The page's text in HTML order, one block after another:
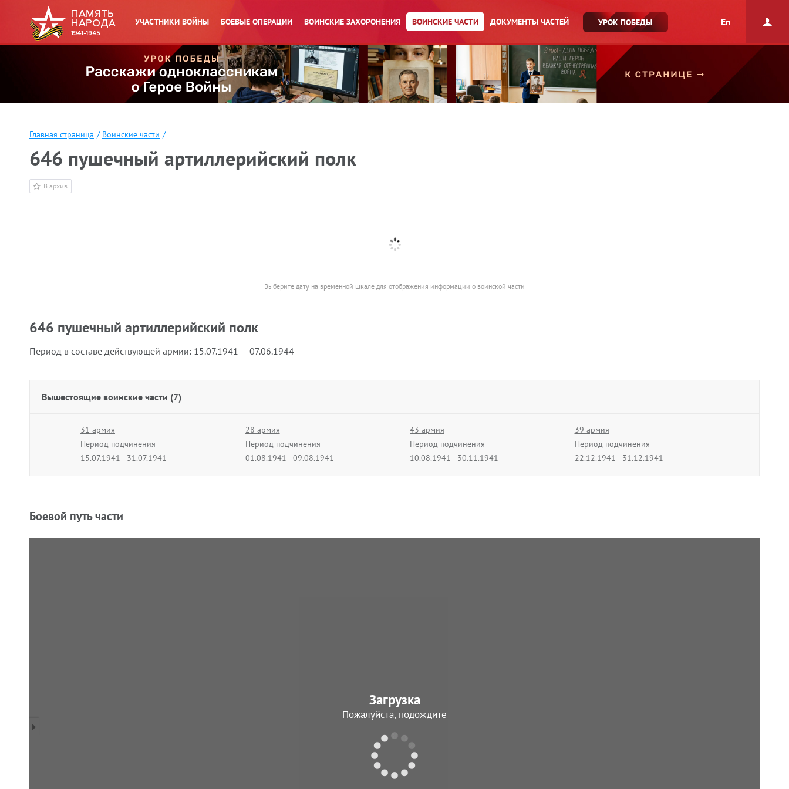
УЧАСТНИКИ ВОЙНЫ БОЕВЫЕ ОПЕРАЦИИ ВОИНСКИЕ ЗАХОРОНЕНИЯ ВОИНСКИЕ ЧАСТИ ДОКУМЕНТЫ ЧАСТЕЙ УРОК ПОБЕДЫ En
Главная страница / Воинские части /
646 пушечный артиллерийский полк
В архив
Выберите дату на временной шкале для отображения информации о воинской части
646 пушечный артиллерийский полк
Период в составе действующей армии: 15.07.1941 — 07.06.1944
Вышестоящие воинские части (7)
31 армия
Период подчинения
15.07.1941 - 31.07.1941
28 армия
Период подчинения
01.08.1941 - 09.08.1941
43 армия
Период подчинения
10.08.1941 - 30.11.1941
39 армия
Период подчинения
22.12.1941 - 31.12.1941
Боевой путь части
Загрузка
Пожалуйста, подождите